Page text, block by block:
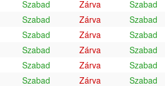
Szabad Zárva
Szabad
Szabad Zárva
Szabad
Szabad Zárva
Szabad
Szabad Zárva
Szabad
Szabad Zárva
Szabad
Szabad Zárva
Szabad